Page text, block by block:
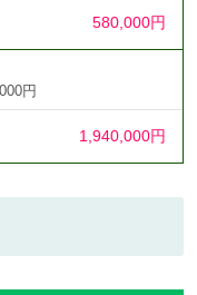
580,000円
円
1,940,000円